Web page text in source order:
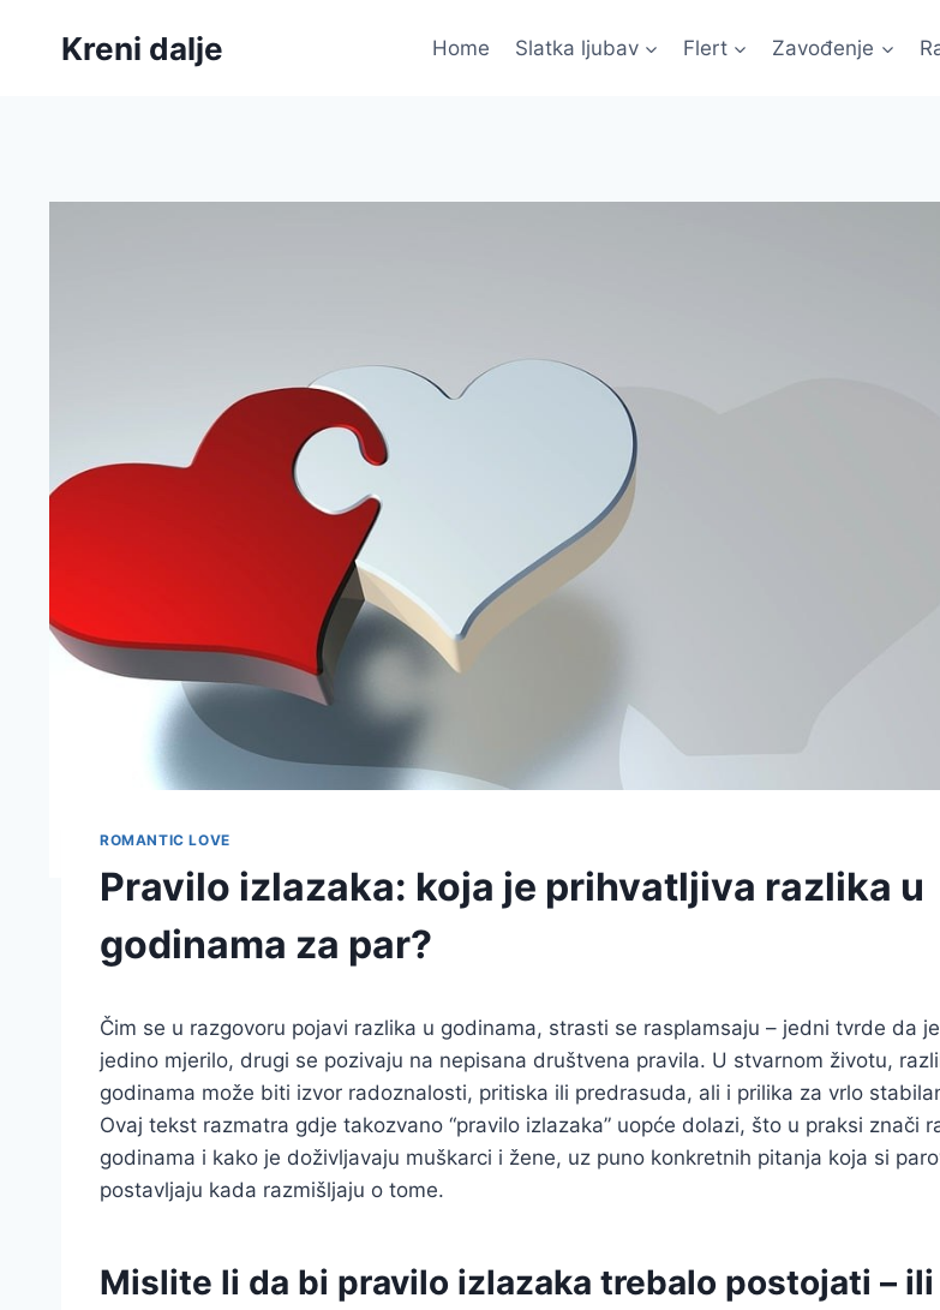
Kreni dalje Home Slatka ljubav Flert Zavođenje
ROMANTIC LOVE
Pravilo izlazaka: koja je prihvatljiva razlika u
godinama za par?
Čim se u razgovoru pojavi razlika u godinama, strasti se rasplamsaju – jedni tvrde da
jedino mjerilo, drugi se pozivaju na nepisana društvena pravila. U stvarnom životu,
godinama može biti izvor radoznalosti, pritiska ili predrasuda, ali i prilika za vrlo
Ovaj tekst razmatra gdje takozvano “pravilo izlazaka” uopće dolazi, što u praksi znači
godinama i kako je doživljavaju muškarci i žene, uz puno konkretnih pitanja koja si
postavljaju kada razmišljaju o tome.
Mislite li da bi pravilo izlazaka trebalo postojati – ili